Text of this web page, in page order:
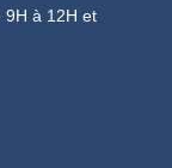
9H à 12H et